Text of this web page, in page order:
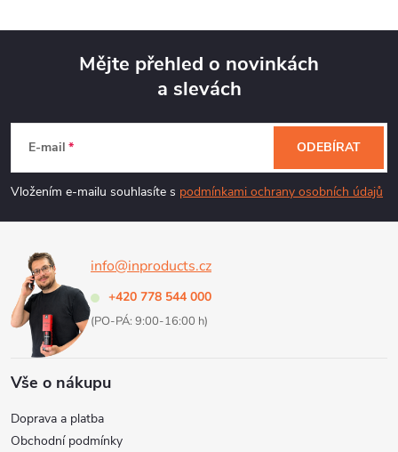
p
a
Mějte přehled o novinkách
a slevách
E-mail
Vložením e-mailu souhlasíte s podmínkami ochrany osobních údajů
ODEBÍRAT
info@inproducts.cz
+420 778 544 000
(PO-PÁ: 9:00-16:00 h)
Vše o nákupu
Doprava a platba
Obchodní podmínky